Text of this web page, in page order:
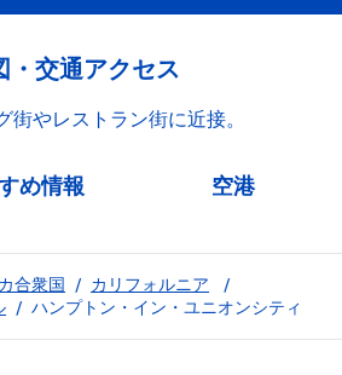
・交通アクセス
街やレストラン街に近接。
め情報 空港
合衆国 / カリフォルニア
/
/ ハンプトン・イン・ユニオンシティ